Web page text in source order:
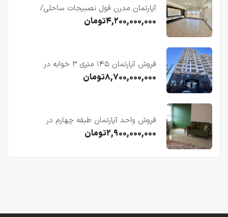
آپارتمان مدرن فول نصبیجات ساحلی/
فریدونکنار
۴,۲۰۰,۰۰۰,۰۰۰تومان
فروش آپارتمان ۱۴۵ متری ۳ خوابه در
فریدونکنار
۸,۷۰۰,۰۰۰,۰۰۰تومان
فروش واحد آپارتمان طبقه چهارم در
فریدونکنار
۲,۹۰۰,۰۰۰,۰۰۰تومان